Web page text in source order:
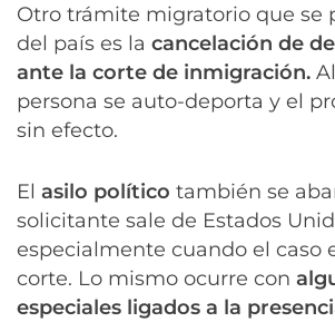
Otro trámite migratorio que se
del país es la cancelación de
ante la corte de inmigración.
persona se auto-deporta y el
sin efecto.
El asilo político también se
solicitante sale de Estados
especialmente cuando el caso
corte. Lo mismo ocurre con
especiales ligados a la